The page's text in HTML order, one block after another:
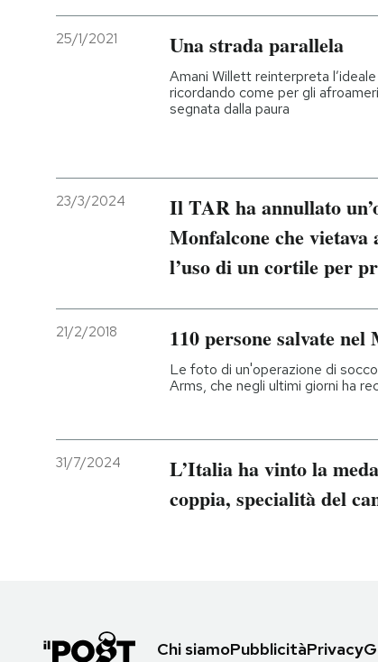
25/1/2021 Una strada parallela
Amani Willett reinterpreta
ricordando come per gli
segnata dalla paura
23/3/2024
Il TAR ha annullato
Monfalcone che vietava
l’uso di un cortile per
21/2/2018 110 persone salvate
Le foto di un'operazione di
Arms, che negli ultimi giorni ha
31/7/2024
L’Italia ha vinto la
coppia, specialità del
Chi siamoPubblicitàPrivacy